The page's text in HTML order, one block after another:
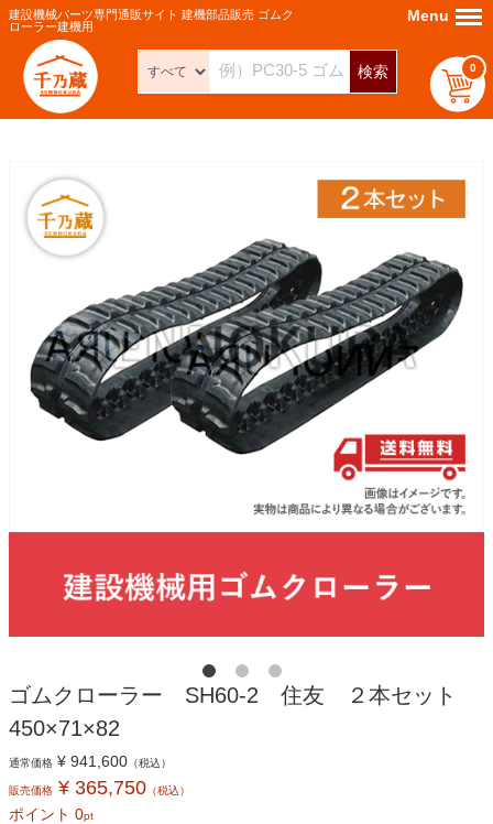
建設機械パーツ専門通販サイト 建機部品販売 ゴムク
ローラー建機用
検索 0
Menu Menu
ゴムクローラー SH60-2 住友 ２本セット
450×71×82
通常価格 ¥ 941,600 （税込）
販売価格 ¥ 365,750 （税込）
ポイント 0pt